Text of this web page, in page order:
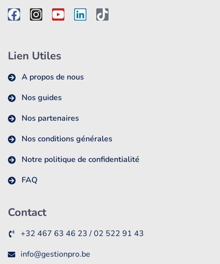
Lien Utiles
A propos de nous
Nos guides
Nos partenaires
Nos conditions générales
Notre politique de confidentialité
FAQ
Contact
+32 467 63 46 23 / 02 522 91 43
info@gestionpro.be